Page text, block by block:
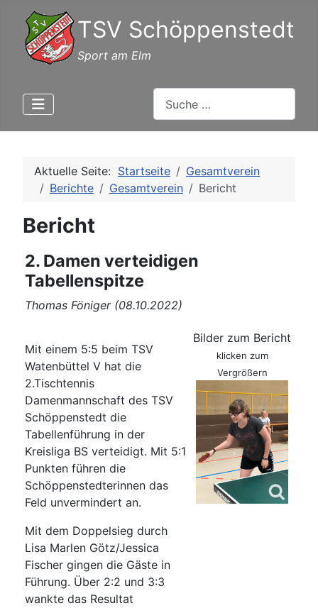
TSV Schöppenstedt
Sport am Elm
Aktuelle Seite: Startseite
Gesamtverein
Berichte
Gesamtverein Bericht
Bericht
2. Damen verteidigen
Tabellenspitze
Thomas Föniger (08.10.2022)
Mit einem 5:5 beim TSV
Watenbüttel V hat die
2.Tischtennis
Damenmannschaft des TSV
Schöppenstedt die
Tabellenführung in der
Kreisliga BS verteidigt. Mit 5:1
Punkten führen die
Schöppenstedterinnen das
Feld unvermindert an.
Mit dem Doppelsieg durch
Lisa Marlen Götz/Jessica
Fischer gingen die Gäste in
Führung. Über 2:2 und 3:3
wankte das Resultat
Bilder zum Bericht
klicken zum
Vergrößern